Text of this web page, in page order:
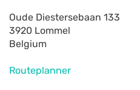
Oude Diestersebaan 133
3920 Lommel
Belgium
Routeplanner